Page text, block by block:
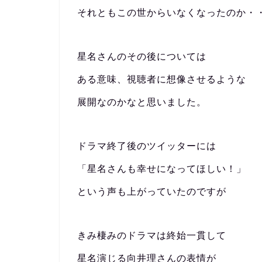
それともこの世からいなくなったのか・
星名さんのその後については
ある意味、視聴者に想像させるような
展開なのかなと思いました。
ドラマ終了後のツイッターには
「星名さんも幸せになってほしい！」
という声も上がっていたのですが
きみ棲みのドラマは終始一貫して
星名演じる向井理さんの表情が